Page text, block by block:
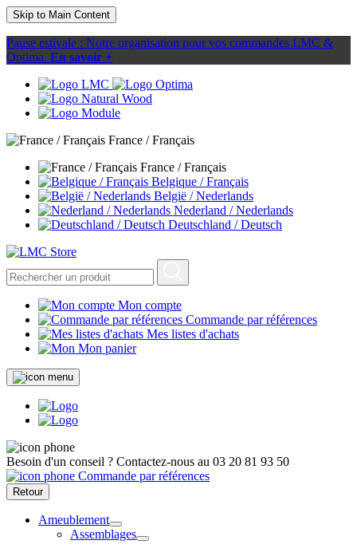
Skip to Main Content
Pause estivale : Notre organisation pour vos commandes LMC &
Optima. En savoir +
France / Français
France / Français
Belgique / Français
België / Nederlands
Nederland / Nederlands
Deutschland / Deutsch
Mon compte
Commande par références
Mes listes d'achats
Mon panier
Besoin d'un conseil ? Contactez-nous au 03 20 81 93 50
Commande par références
Retour
Ameublement
Assemblages